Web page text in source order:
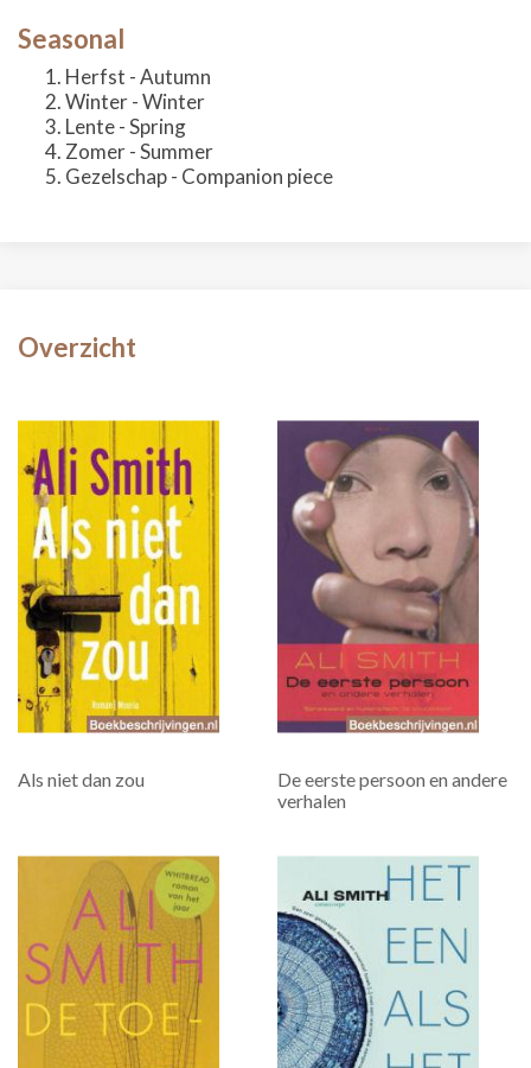
Seasonal
Herfst - Autumn
Winter - Winter
Lente - Spring
Zomer - Summer
Gezelschap - Companion piece
Overzicht
Als niet dan zou
De eerste persoon en andere
verhalen